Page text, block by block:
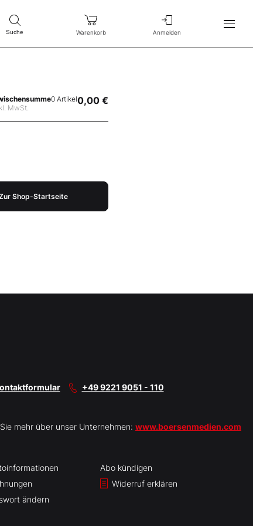
Suche Warenkorb Anmelden
MwSt.
0 Artikel0,00 €
Shop-Startseite
+49 9221 9051 - 110
mehr über unser Unternehmen: www.boersenmedien.com
ändern
Abo kündigen
Widerruf erklären